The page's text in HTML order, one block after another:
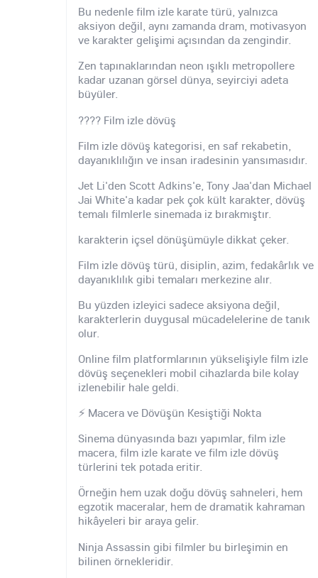
Bu nedenle film izle karate türü, yalnızca
aksiyon değil, aynı zamanda dram, motivasyon
ve karakter gelişimi açısından da zengindir.
Zen tapınaklarından neon ışıklı metropollere
kadar uzanan görsel dünya, seyirciyi adeta
büyüler.
???? Film izle dövüş
Film izle dövüş kategorisi, en saf rekabetin,
dayanıklılığın ve insan iradesinin yansımasıdır.
Jet Li'den Scott Adkins'e, Tony Jaa'dan Michael
Jai White'a kadar pek çok kült karakter, dövüş
temalı filmlerle sinemada iz bırakmıştır.
karakterin içsel dönüşümüyle dikkat çeker.
Film izle dövüş türü, disiplin, azim, fedakârlık ve
dayanıklılık gibi temaları merkezine alır.
Bu yüzden izleyici sadece aksiyona değil,
karakterlerin duygusal mücadelelerine de tanık
olur.
Online film platformlarının yükselişiyle film izle
dövüş seçenekleri mobil cihazlarda bile kolay
izlenebilir hale geldi.
⚡ Macera ve Dövüşün Kesiştiği Nokta
Sinema dünyasında bazı yapımlar, film izle
macera, film izle karate ve film izle dövüş
türlerini tek potada eritir.
Örneğin hem uzak doğu dövüş sahneleri, hem
egzotik maceralar, hem de dramatik kahraman
hikâyeleri bir araya gelir.
Ninja Assassin gibi filmler bu birleşimin en
bilinen örnekleridir.